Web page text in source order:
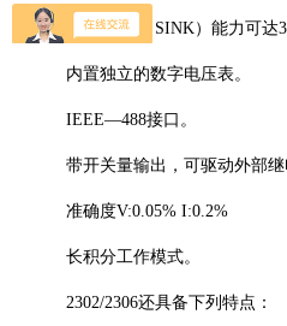
电子负载（SINK）能力可达
内置独立的数字电压表。
IEEE—488接口。
带开关量输出，可驱动外部继
准确度V:0.05% I:0.2%
长积分工作模式。
2302/2306还具备下列特点：